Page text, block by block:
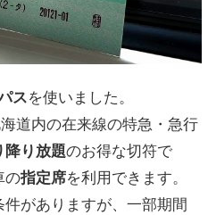
スを使いました。
道内の在来線の特急・急行
降り放題のお得な切符で
の指定席を利用できます。
件がありますが、一部期間